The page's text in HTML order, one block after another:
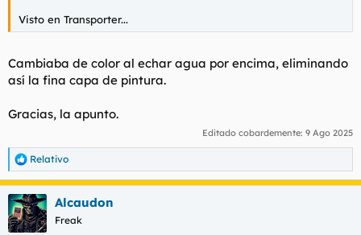
Visto en Transporter...
Cambiaba de color al echar agua por encima, eliminando
así la fina capa de pintura.
Gracias, la apunto.
Editado cobardemente: 9 Ago 2025
R
e
a
c
c
i
Relativo
Alcaudon
Freak